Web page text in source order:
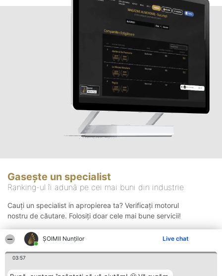
ȘOIMII Nunților Live chat
03:57
Gasește un specialist
Ranking-ul îi adună pe cei mai buni din industrie
Cauți un specialist in apropierea ta? Verificați motorul
nostru de căutare. Folosiți doar cele mai bune servicii!